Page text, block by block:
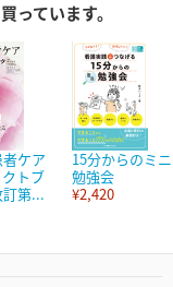
っています。
ケア
トブ
第...
15分からのミニ
勉強会
¥2,420